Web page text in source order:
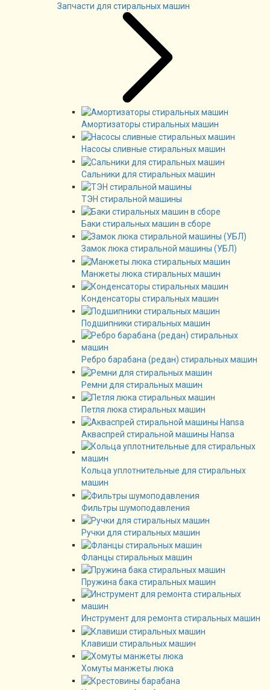
Запчасти для стиральных машин
Амортизаторы стиральных машин
Насосы сливные стиральных машин
Сальники для стиральных машин
ТЭН стиральной машины
Баки стиральных машин в сборе
Замок люка стиральной машины (УБЛ)
Манжеты люка стиральных машин
Конденсаторы стиральных машин
Подшипники стиральных машин
Ребро барабана (редан) стиральных машин
Ремни для стиральных машин
Петля люка стиральных машин
Акваспрей стиральной машины Hansa
Кольца уплотнительные для стиральных
машин
Фильтры шумоподавления
Ручки для стиральных машин
Фланцы стиральных машин
Пружина бака стиральных машин
Инструмент для ремонта стиральных машин
Клавиши стиральных машин
Хомуты манжеты люка